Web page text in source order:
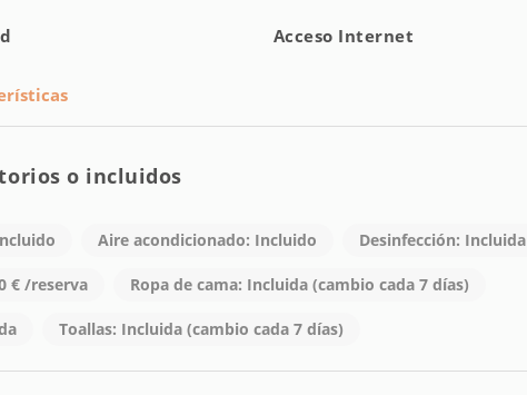
Acceso Internet
o incluidos
Aire acondicionado: Incluido Desinfección: Incluida
€ /reserva Ropa de cama: Incluida (cambio cada 7 días)
Toallas: Incluida (cambio cada 7 días)